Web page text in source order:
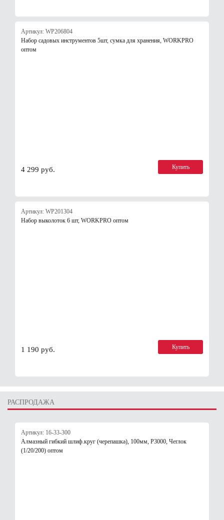
Артикул: WP206804
Набор садовых инструментов 5шт, сумка для хранения, WORKPRO
оптом
4 299 руб. Купить
Артикул: WP201304
Набор выколоток 6 шт, WORKPRO оптом
1 190 руб. Купить
РАСПРОДАЖА
Артикул: 16-33-300
Алмазный гибкий шлиф.круг (черепашка), 100мм, Р3000, Чеглок
(1/20/200) оптом